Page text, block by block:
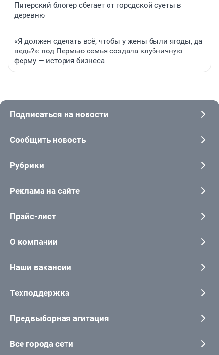
Питерский блогер сбегает от городской суеты в
деревню
«Я должен сделать всё, чтобы у жены были ягоды, да
ведь?»: под Пермью семья создала клубничную
ферму — история бизнеса
Подписаться на новости
Сообщить новость
Рубрики
Реклама на сайте
Прайс-лист
О компании
Наши вакансии
Техподдержка
Предвыборная агитация
Все города сети